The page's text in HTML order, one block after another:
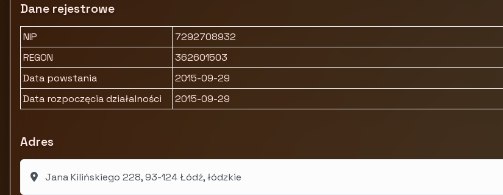
Dane rejestrowe
NIP
7292708932
REGON
362601503
Data powstania
2015-09-29
Data rozpoczęcia działalności
2015-09-29
Adres
Jana Kilińskiego 228, 93-124 Łódź, łódzkie